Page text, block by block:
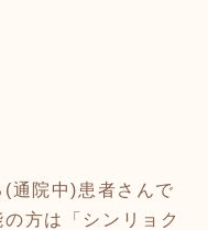
通院中)患者さんで
方は「シンリョク